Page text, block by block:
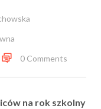
0 Comments
na rok szkolny